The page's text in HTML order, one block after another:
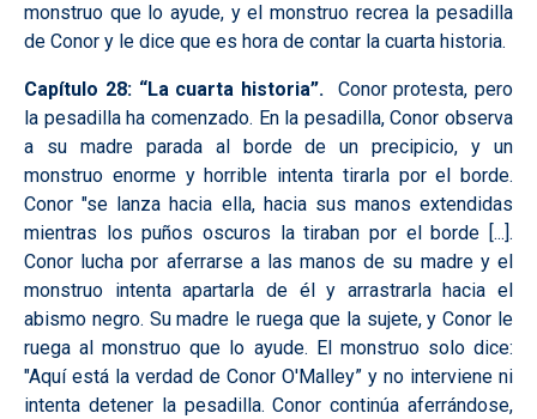
monstruo que lo ayude, y el monstruo recrea la pesadilla
de Conor y le dice que es hora de contar la cuarta historia.
Capítulo 28: “La cuarta historia”. Conor protesta, pero
la pesadilla ha comenzado. En la pesadilla, Conor observa
a su madre parada al borde de un precipicio, y un
monstruo enorme y horrible intenta tirarla por el borde.
Conor "se lanza hacia ella, hacia sus manos extendidas
mientras los puños oscuros la tiraban por el borde [...].
Conor lucha por aferrarse a las manos de su madre y el
monstruo intenta apartarla de él y arrastrarla hacia el
abismo negro. Su madre le ruega que la sujete, y Conor le
ruega al monstruo que lo ayude. El monstruo solo dice:
"Aquí está la verdad de Conor O'Malley” y no interviene ni
intenta detener la pesadilla. Conor continúa aferrándose,